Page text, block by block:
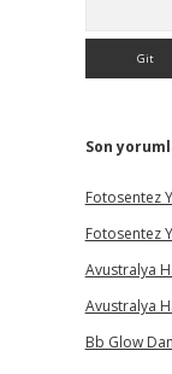
Son
Fotosentez
Fotosentez
Avustralya
Avustralya
Bb Glow